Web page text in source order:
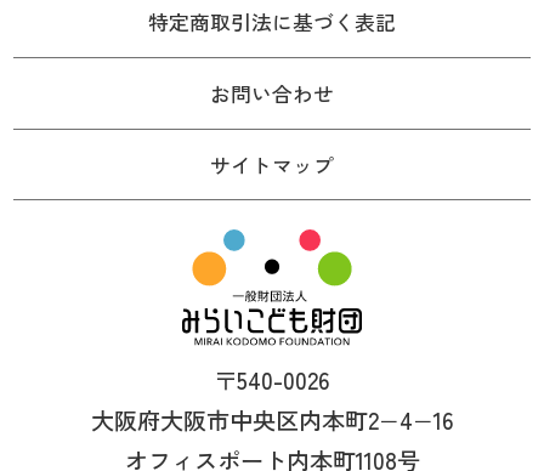
特定商取引法に基づく表記
お問い合わせ
サイトマップ
〒540-0026
大阪府大阪市中央区内本町2−4−16
オフィスポート内本町1108号